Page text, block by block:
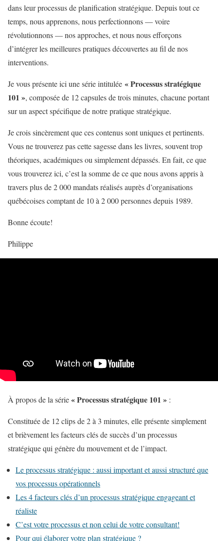
dans leur processus de planification stratégique. Depuis tout ce
temps, nous apprenons, nous perfectionnons — voire
révolutionnons — nos approches, et nous nous efforçons
d’intégrer les meilleures pratiques découvertes au fil de nos
interventions.
Je vous présente ici une série intitulée « Processus stratégique
101 », composée de 12 capsules de trois minutes, chacune portant
sur un aspect spécifique de notre pratique stratégique.
Je crois sincèrement que ces contenus sont uniques et pertinents.
Vous ne trouverez pas cette sagesse dans les livres, souvent trop
théoriques, académiques ou simplement dépassés. En fait, ce que
vous trouverez ici, c’est la somme de ce que nous avons appris à
travers plus de 2 000 mandats réalisés auprès d’organisations
québécoises comptant de 10 à 2 000 personnes depuis 1989.
Bonne écoute!
Philippe
À propos de la série«Processus stratégique 101 » :
Constituée de 12 clips de 2 à 3 minutes, elle présente simplement
et brièvement les facteurs clés de succès d’un processus
stratégique qui génère du mouvement et de l’impact.
Le processus stratégique : aussi important et aussi structuré que
vos processus opérationnels
Les 4 facteurs clés d’un processus stratégique engageant et
réaliste
C’est votre processus et non celui de votre consultant!
Pour qui élaborer votre plan stratégique ?